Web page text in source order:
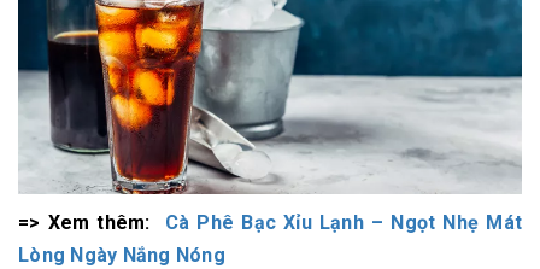
=> Xem thêm:
Cà Phê Bạc Xỉu Lạnh – Ngọt Nhẹ Mát
Lòng Ngày Nắng Nóng